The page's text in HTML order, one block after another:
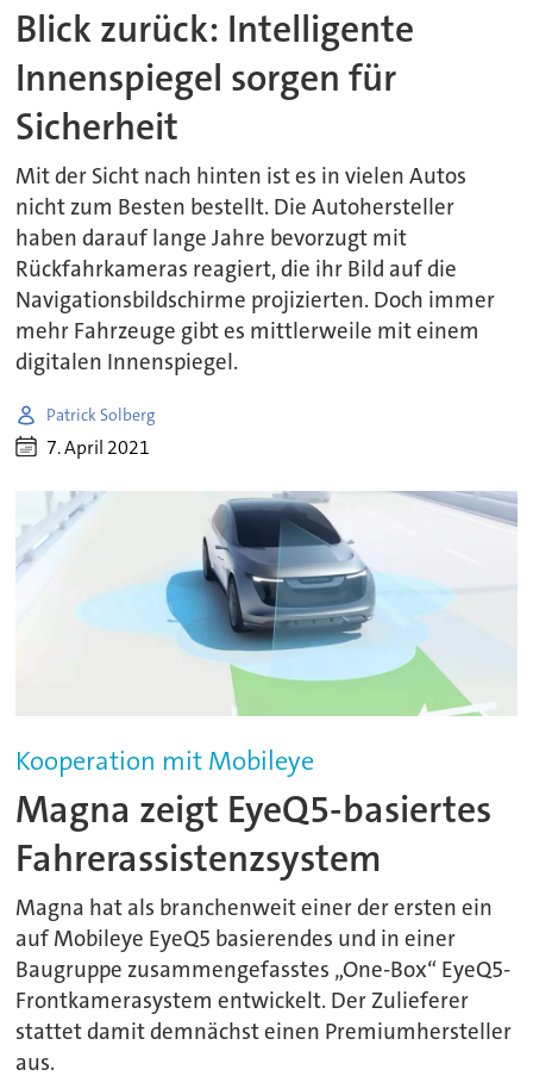
Blick zurück: Intelligente
Innenspiegel sorgen für
Sicherheit
Mit der Sicht nach hinten ist es in vielen Autos
nicht zum Besten bestellt. Die Autohersteller
haben darauf lange Jahre bevorzugt mit
Rückfahrkameras reagiert, die ihr Bild auf die
Navigationsbildschirme projizierten. Doch immer
mehr Fahrzeuge gibt es mittlerweile mit einem
digitalen Innenspiegel.
Patrick Solberg
7. April 2021
Kooperation mit Mobileye
Magna zeigt EyeQ5-basiertes
Fahrerassistenzsystem
Magna hat als branchenweit einer der ersten ein
auf Mobileye EyeQ5 basierendes und in einer
Baugruppe zusammengefasstes „One-Box“ EyeQ5-
Frontkamerasystem entwickelt. Der Zulieferer
stattet damit demnächst einen Premiumhersteller
aus.